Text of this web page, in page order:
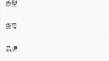
香型
货号
品牌